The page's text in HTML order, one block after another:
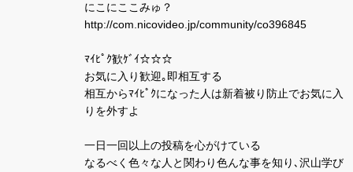
にこにここみゅ？
http://com.nicovideo.jp/community/co396845
ﾏｲﾋﾟｸ歓ｹﾞｲ☆☆☆
お気に入り歓迎｡即相互する
相互からﾏｲﾋﾟｸになった人は新着被り防止でお気に入
りを外すよ
一日一回以上の投稿を心がけている
なるべく色々な人と関わり色んな事を知り､沢山学び